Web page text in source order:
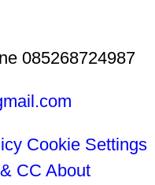
085268724987
Cookie Settings
CC About